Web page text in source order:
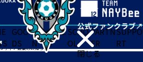
閉じる
GOO
DS
FA
N
ACADE
MY
SCHO
OL
PARTN
ER
SUPPO
RT
ティア募集のお知らせ